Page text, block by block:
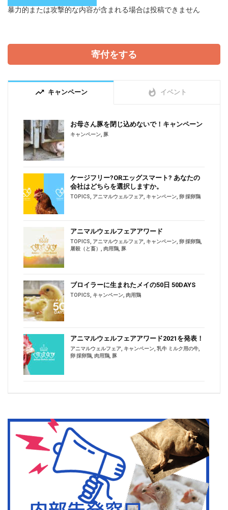
暴力的または攻撃的な内容が含まれる場合は投稿できません
寄付をする
trending_up キャンペーン whatshot イベント
お母さん豚を閉じ込めないで！キャンペーン
キャンペーン 豚
ケージフリー?ORエッグスマート? あなたの
会社はどちらを選択しますか。
TOPICS アニマルウェルフェア キャンペーン 卵 採卵鶏
アニマルウェルフェアアワード
TOPICS アニマルウェルフェア キャンペーン 卵 採卵鶏
屠殺（と畜）
肉用鶏 豚
ブロイラーに生まれたメイの50日 50DAYS
TOPICS キャンペーン 肉用鶏
アニマルウェルフェアアワード2021を発表！
アニマルウェルフェア キャンペーン 乳牛 ミルク用の牛
卵 採卵鶏 肉用鶏 豚